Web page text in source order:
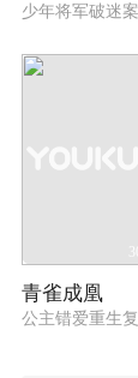
少年将军破迷案
青雀成凰
公主错爱重生